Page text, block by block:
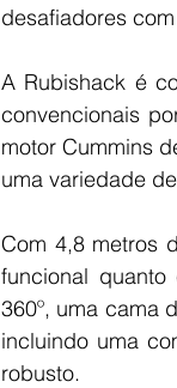
desafiadores
A Rubishack é
convencionais
motor Cummins
uma variedade
Com 4,8 metros
funcional
360º, uma cama
incluindo uma
robusto.